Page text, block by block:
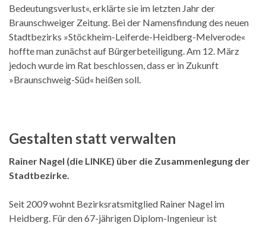
Bedeutungsverlust«, erklärte sie im letzten Jahr der
Braunschweiger Zeitung. Bei der Namensfindung des neuen
Stadtbezirks »Stöckheim-Leiferde-Heidberg-Melverode«
hoffte man zunächst auf Bürgerbeteiligung. Am 12. März
jedoch wurde im Rat beschlossen, dass er in Zukunft
»Braunschweig-Süd« heißen soll.
Gestalten statt verwalten
Rainer Nagel (die LINKE) über die Zusammenlegung der
Stadtbezirke.
Seit 2009 wohnt Bezirksratsmitglied Rainer Nagel im
Heidberg. Für den 67-jährigen Diplom-Ingenieur ist